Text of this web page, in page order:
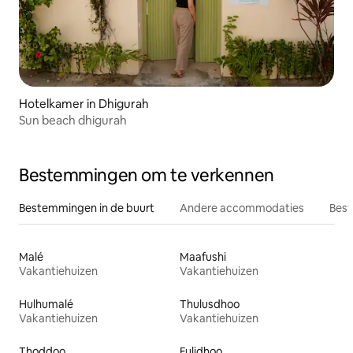
Hotelkamer in Dhigurah
Sun beach dhigurah
Bestemmingen om te verkennen
Bestemmingen in de buurt Andere accommodaties
Malé
Vakantiehuizen
Maafushi
Vakantiehuizen
Hulhumalé
Vakantiehuizen
Thulusdhoo
Vakantiehuizen